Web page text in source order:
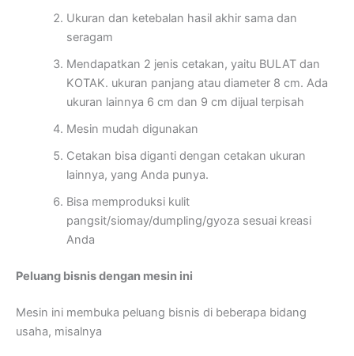
Ukuran dan ketebalan hasil akhir sama dan
seragam
Mendapatkan 2 jenis cetakan, yaitu BULAT dan
KOTAK. ukuran panjang atau diameter 8 cm. Ada
ukuran lainnya 6 cm dan 9 cm dijual terpisah
Mesin mudah digunakan
Cetakan bisa diganti dengan cetakan ukuran
lainnya, yang Anda punya.
Bisa memproduksi kulit
pangsit/siomay/dumpling/gyoza sesuai kreasi
Anda
Peluang bisnis dengan mesin ini
Mesin ini membuka peluang bisnis di beberapa bidang
usaha, misalnya